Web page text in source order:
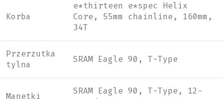
Korba
e*thirteen e*spec Helix
Core, 55mm chainline, 160mm,
34T
Przerzutka
tylna
SRAM Eagle 90, T-Type
Manetki
SRAM Eagle 90, T-Type, 12-